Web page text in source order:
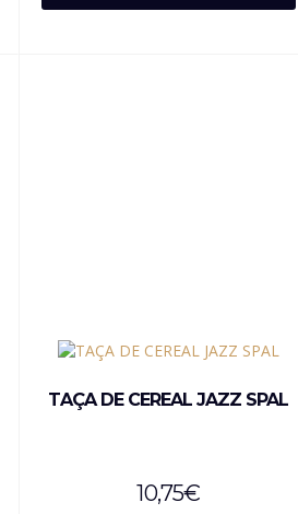
TAÇA DE CEREAL JAZZ SPAL
10,75€